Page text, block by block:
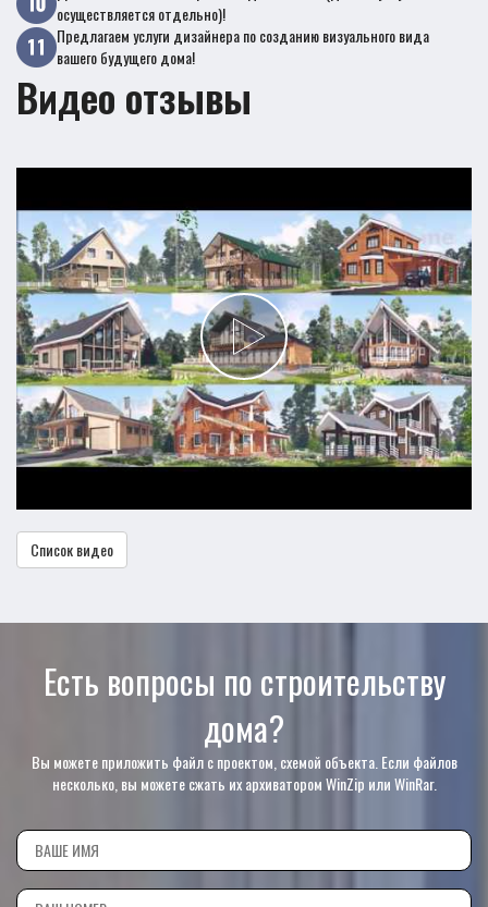
осуществляется отдельно)!
Предлагаем услуги дизайнера по созданию визуального вида
вашего будущего дома!
Видео отзывы
Список видео
Есть вопросы по строительству
дома?
Вы можете приложить файл с проектом, схемой объекта. Если файлов
несколько, вы можете сжать их архиватором WinZip или WinRar.